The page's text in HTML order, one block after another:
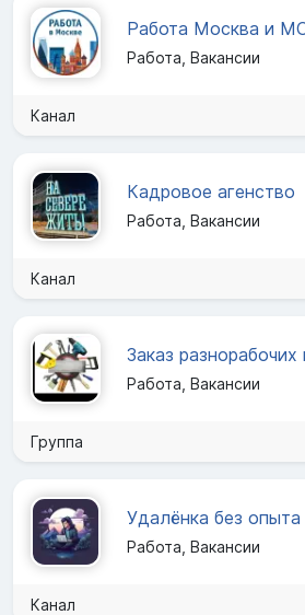
Работа Москва и
Работа, Вакансии
Канал
Кадровое агенство
Работа, Вакансии
Канал
Работа, Вакансии
Группа
Удалёнка без
Работа, Вакансии
Канал